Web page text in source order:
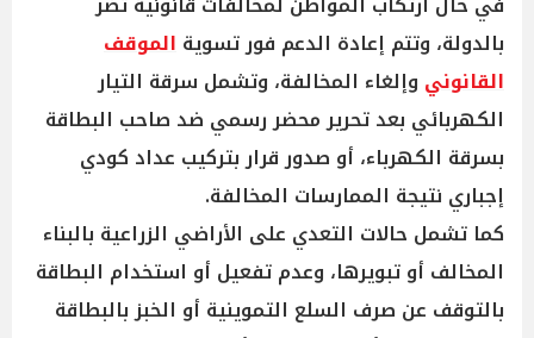
بالدولة، وتتم إعادة الدعم فور تسوية الموقف
القانوني وإلغاء المخالفة، وتشمل سرقة التيار
الكهربائي بعد تحرير محضر رسمي ضد صاحب البطاقة
بسرقة الكهرباء، أو صدور قرار بتركيب عداد كودي
إجباري نتيجة الممارسات المخالفة.
كما تشمل حالات التعدي على الأراضي الزراعية بالبناء
المخالف أو تبويرها، وعدم تفعيل أو استخدام البطاقة
بالتوقف عن صرف السلع التموينية أو الخبز بالبطاقة